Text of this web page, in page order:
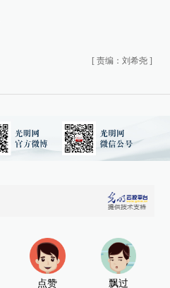
[ 责编：刘希尧 ]
点赞 飘过